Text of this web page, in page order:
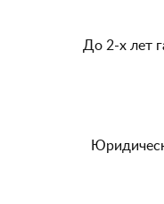
До 2-х лет